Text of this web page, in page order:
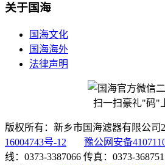
关于国海
国海文化
国海海外
法律声明
扫一扫豪礼"码"
版权所有：新乡市国海滤器有限公司
16004743号-12
豫公网安备
线：0373-3387066 传真：0373-